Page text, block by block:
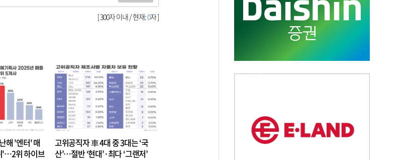
[ 300자 이내 / 현재:0자 ]
해 '엔터' 매
'…2위 하이브
고위공직자 車 4대 중 3대는 ‘국
산’…절반 ‘현대’·최다 ‘그랜저’